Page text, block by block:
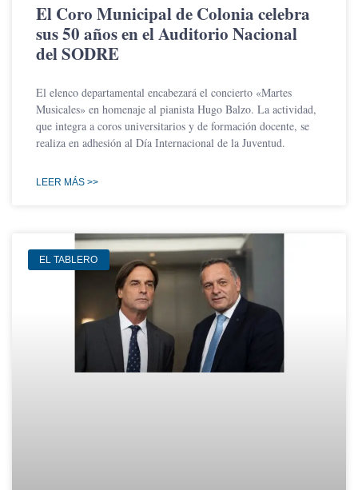
El Coro Municipal de Colonia celebra
sus 50 años en el Auditorio Nacional
del SODRE
El elenco departamental encabezará el concierto «Martes
Musicales» en homenaje al pianista Hugo Balzo. La actividad,
que integra a coros universitarios y de formación docente, se
realiza en adhesión al Día Internacional de la Juventud.
LEER MÁS >>
EL TABLERO